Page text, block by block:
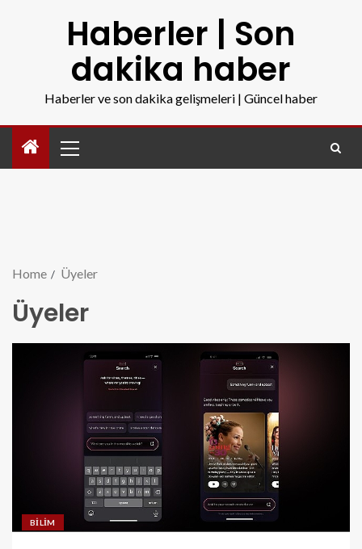
Haberler | Son
dakika haber
Haberler ve son dakika gelişmeleri | Güncel haber
Home Üyeler
Üyeler
BILIM